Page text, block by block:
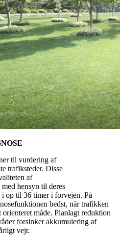
til vurdering af
trafiksteder. Disse
af
hensyn til deres
op til 36 timer i forvejen. På
bedst, når trafikken
måde. Planlagt reduktion
forsinker akkumulering af
vejr.